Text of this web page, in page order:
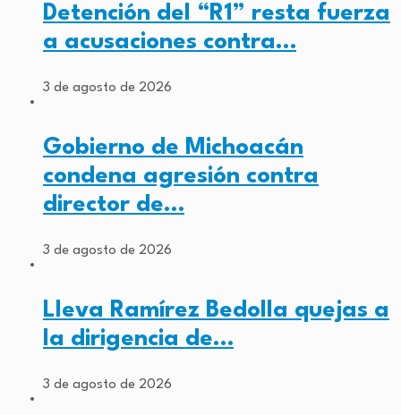
Detención del “R1” resta fuerza
a acusaciones contra…
3 de agosto de 2026
Gobierno de Michoacán
condena agresión contra
director de…
3 de agosto de 2026
Lleva Ramírez Bedolla quejas a
la dirigencia de…
3 de agosto de 2026